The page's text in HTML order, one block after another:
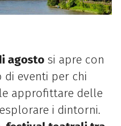
agostosi apre con
di eventi per chi
approfittare delle
i dintorni.